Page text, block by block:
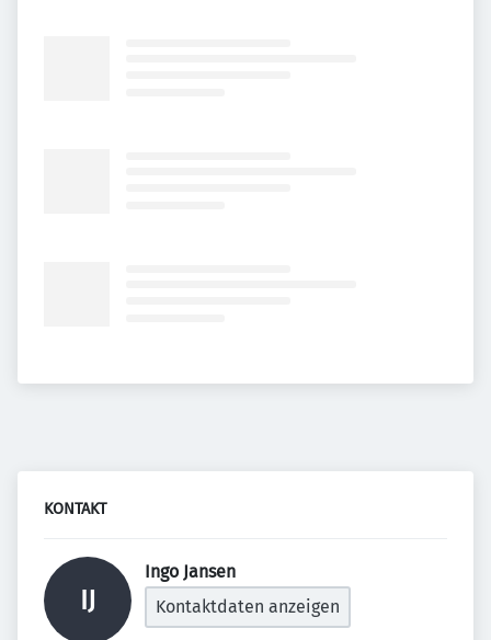
KONTAKT
IJ
Ingo Jansen
Kontaktdaten anzeigen